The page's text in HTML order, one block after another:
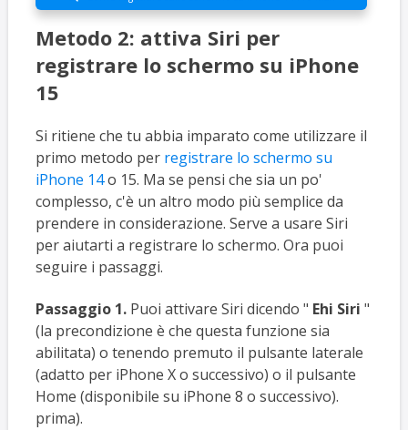
Metodo 2: attiva Siri per
registrare lo schermo su iPhone
15
Si ritiene che tu abbia imparato come utilizzare il
primo metodo per registrare lo schermo su
iPhone 14o 15. Ma se pensi che sia un po'
complesso, c'è un altro modo più semplice da
prendere in considerazione. Serve a usare Siri
per aiutarti a registrare lo schermo. Ora puoi
seguire i passaggi.
Passaggio 1.Puoi attivare Siri dicendo " Ehi Siri "
(la precondizione è che questa funzione sia
abilitata) o tenendo premuto il pulsante laterale
(adatto per iPhone X o successivo) o il pulsante
Home (disponibile su iPhone 8 o successivo).
prima).